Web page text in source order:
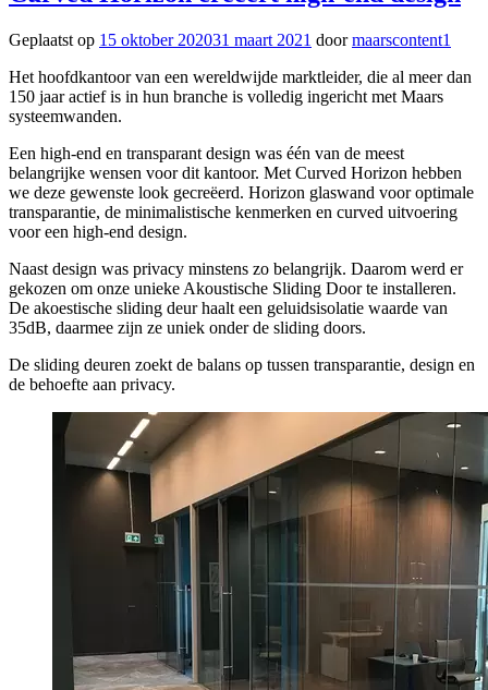
Geplaatst op 15 oktober 202031 maart 2021 doormaarscontent1
Het hoofdkantoor van een wereldwijde marktleider, die al meer dan
150 jaar actief is in hun branche is volledig ingericht met Maars
systeemwanden.
Een high-end en transparant design was één van de meest
belangrijke wensen voor dit kantoor. Met Curved Horizon hebben
we deze gewenste look gecreëerd. Horizon glaswand voor optimale
transparantie, de minimalistische kenmerken en curved uitvoering
voor een high-end design.
Naast design was privacy minstens zo belangrijk. Daarom werd er
gekozen om onze unieke Akoustische Sliding Door te installeren.
De akoestische sliding deur haalt een geluidsisolatie waarde van
35dB, daarmee zijn ze uniek onder de sliding doors.
De sliding deuren zoekt de balans op tussen transparantie, design en
de behoefte aan privacy.